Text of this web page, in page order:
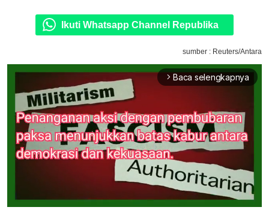
Ikuti Whatsapp Channel Republika
sumber : Reuters/Antara
arrow_forward_ios Baca selengkapnya